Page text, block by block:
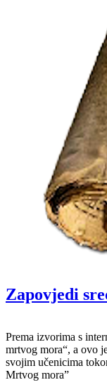
Zapovjedi
Prema izvorima s
mrtvog mora“, a ovo
svojim učenicima
Mrtvog mora”